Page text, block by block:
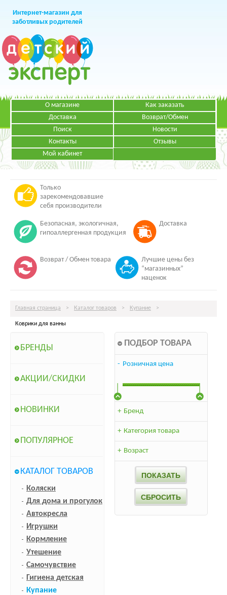
Интернет-магазин для
заботливых родителей
+7 (499)391-49-83Телефон в Москве
Режим работы:
Пн-Пт: с 09.00 до 19.00
НАПИСАТЬ ПИСЬМО
О магазине
Как заказать
Доставка
Возврат/Обмен
Поиск
Новости
Контакты
Отзывы
Мой кабинет
Только
зарекомендовавшие
себя производители
Безопасная, экологичная,
гипоаллергенная продукция
Доставка
Возврат / Обмен товара
Лучшие цены без
“магазинных”
наценок
Главная страница > Каталог товаров > Купание >
Коврики для ванны
БРЕНДЫ
АКЦИИ/СКИДКИ
НОВИНКИ
ПОПУЛЯРНОЕ
КАТАЛОГ ТОВАРОВ
Коляски
Для дома и прогулок
Автокресла
Игрушки
Кормление
Утешение
Самочувствие
Гигиена детская
Купание
ПОДБОР ТОВАРА
- Розничная цена
+ Бренд
+ Категория товара
+ Возраст